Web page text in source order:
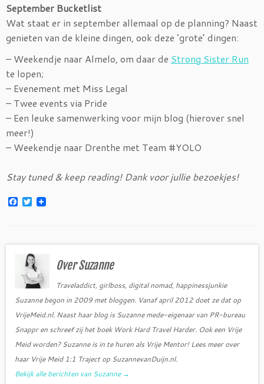
September Bucketlist
Wat staat er in september allemaal op de planning? Naast
genieten van de kleine dingen, ook deze ‘grote’ dingen:
– Weekendje naar Almelo, om daar de Strong Sister Run
te lopen;
– Evenement met Miss Legal
– Twee events via Pride
– Een leuke samenwerking voor mijn blog (hierover snel
meer!)
– Weekendje naar Drenthe met Team #YOLO
Stay tuned & keep reading! Dank voor jullie bezoekjes!
F
o
T
w
e
r
Over Suzanne
Traveladdict, girlboss, digital nomad, happinessjunkie
Suzanne begon in 2009 met bloggen. Vanaf april 2012 doet ze dat op
VrijeMeid.nl. Naast haar blog is Suzanne mede-eigenaar van PR-bureau
Snappr en schreef zij het boek Work Hard Travel Harder. Ook een Vrije
Meid worden? Suzanne is in te huren als Vrije Mentor! Lees meer over
haar Vrije Meid 1:1 Traject op SuzannevanDuijn.nl.
Bekijk alle berichten van Suzanne →